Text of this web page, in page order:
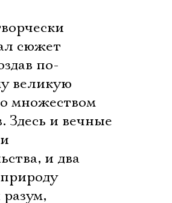
сюжет
по-
великую
множеством
Здесь и вечные
и два